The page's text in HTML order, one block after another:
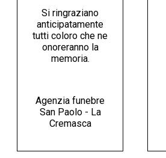
Si ringraziano
anticipatamente
tutti coloro che ne
onoreranno la
memoria.
Agenzia funebre
San Paolo - La
Cremasca